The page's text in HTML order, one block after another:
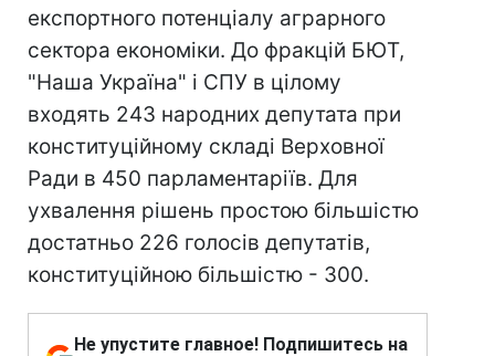
експортного потенціалу аграрного
сектора економіки. До фракцій БЮТ,
"Наша Україна" і СПУ в цілому
входять 243 народних депутата при
конституційному складі Верховної
Ради в 450 парламентаріїв. Для
ухвалення рішень простою більшістю
достатньо 226 голосів депутатів,
конституційною більшістю - 300.
Не упустите главное! Подпишитесь на